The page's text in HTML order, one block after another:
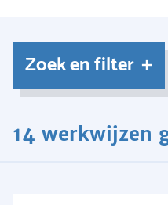
Zoek en filter
14 werkwijzen